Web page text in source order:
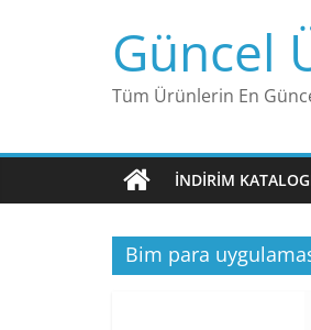
Güncel
Tüm Ürünlerin En
İNDIRIM
Bim para